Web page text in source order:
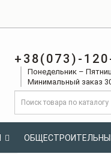
+38(073)-
Понедельник –
Минимальный заказ